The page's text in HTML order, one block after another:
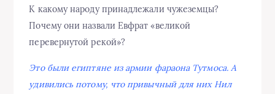
К какому народу принадлежали чужеземцы?
Почему они назвали Евфрат «великой
перевернутой рекой»?
Это были египтяне из армии фараона Тутмоса. А
удивились потому, что привычный для них Нил